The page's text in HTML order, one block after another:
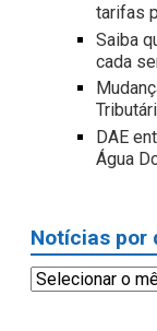
tarifas
Saiba
cada
DAE
Água
Notícias por
Notícias